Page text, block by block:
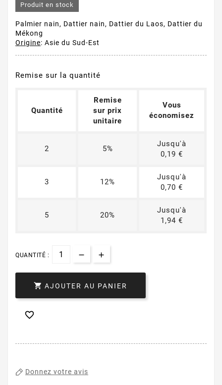
Produit en stock
Palmier nain, Dattier nain, Dattier du Laos, Dattier du
Mékong
Origine: Asie du Sud-Est
Remise sur la quantité
Quantité
Remise
sur prix
unitaire
Vous
économisez
2 5%
Jusqu'à
0,19 €
3 12%
Jusqu'à
0,70 €
5 20%
Jusqu'à
1,94 €
QUANTITÉ :
 AJOUTER AU PANIER

Donnez votre avis